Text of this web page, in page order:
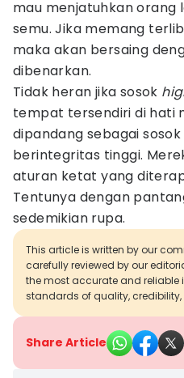
mau menjatuhkan orang
semu. Jika memang
maka akan bersaing
dibenarkan.
Tidak heran jika sosok
tempat tersendiri di hati
dipandang sebagai
berintegritas tinggi.
aturan ketat yang
Tentunya dengan
sedemikian rupa.
This article is written by our
carefully reviewed by our
the most accurate and reliable
standards of quality,
Share Article